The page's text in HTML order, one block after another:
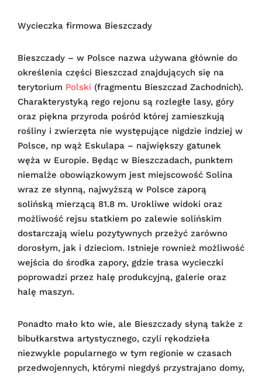
Wycieczka firmowa Bieszczady
Bieszczady – w Polsce nazwa używana głównie do
określenia części Bieszczad znajdujących się na
terytorium Polski (fragmentu Bieszczad Zachodnich).
Charakterystyką rego rejonu są rozległe lasy, góry
oraz piękna przyroda pośród której zamieszkują
rośliny i zwierzęta nie występujące nigdzie indziej w
Polsce, np wąż Eskulapa – największy gatunek
węża w Europie. Będąc w Bieszczadach, punktem
niemalże obowiązkowym jest miejscowość Solina
wraz ze słynną, najwyższą w Polsce zaporą
solińską mierzącą 81.8 m. Urokliwe widoki oraz
możliwość rejsu statkiem po zalewie solińskim
dostarczają wielu pozytywnych przeżyć zarówno
dorosłym, jak i dzieciom. Istnieje rownież możliwość
wejścia do środka zapory, gdzie trasa wycieczki
poprowadzi przez halę produkcyjną, galerie oraz
halę maszyn.
Ponadto mało kto wie, ale Bieszczady słyną także z
bibułkarstwa artystycznego, czyli rękodzieła
niezwykle popularnego w tym regionie w czasach
przedwojennych, którymi niegdyś przystrajano domy,